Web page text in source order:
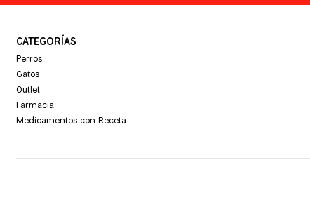
CATEGORÍAS
Perros
Gatos
Outlet
Farmacia
Medicamentos con Receta